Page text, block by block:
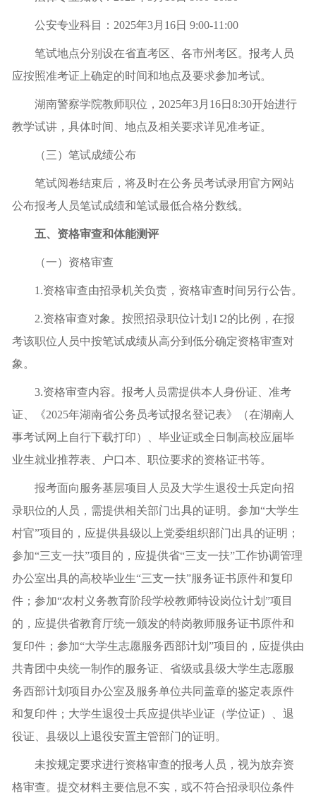
公安专业科目：2025年3月16日 9:00-11:00
笔试地点分别设在省直考区、各市州考区。报考人员
应按照准考证上确定的时间和地点及要求参加考试。
湖南警察学院教师职位，2025年3月16日8:30开始进行
教学试讲，具体时间、地点及相关要求详见准考证。
（三）笔试成绩公布
笔试阅卷结束后，将及时在公务员考试录用官方网站
公布报考人员笔试成绩和笔试最低合格分数线。
五、资格审查和体能测评
（一）资格审查
1.资格审查由招录机关负责，资格审查时间另行公告。
2.资格审查对象。按照招录职位计划1∶2的比例，在报
考该职位人员中按笔试成绩从高分到低分确定资格审查对
象。
3.资格审查内容。报考人员需提供本人身份证、准考
证、《2025年湖南省公务员考试报名登记表》（在湖南人
事考试网上自行下载打印）、毕业证或全日制高校应届毕
业生就业推荐表、户口本、职位要求的资格证书等。
报考面向服务基层项目人员及大学生退役士兵定向招
录职位的人员，需提供相关部门出具的证明。参加“大学生
村官”项目的，应提供县级以上党委组织部门出具的证明；
参加“三支一扶”项目的，应提供省“三支一扶”工作协调管理
办公室出具的高校毕业生“三支一扶”服务证书原件和复印
件；参加“农村义务教育阶段学校教师特设岗位计划”项目
的，应提供省教育厅统一颁发的特岗教师服务证书原件和
复印件；参加“大学生志愿服务西部计划”项目的，应提供由
共青团中央统一制作的服务证、省级或县级大学生志愿服
务西部计划项目办公室及服务单位共同盖章的鉴定表原件
和复印件；大学生退役士兵应提供毕业证（学位证）、退
役证、县级以上退役安置主管部门的证明。
未按规定要求进行资格审查的报考人员，视为放弃资
格审查。提交材料主要信息不实，或不符合招录职位条件